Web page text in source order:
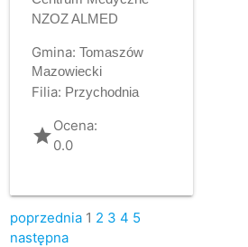
NZOZ ALMED
Gmina: Tomaszów
Mazowiecki
Filia: Przychodnia
gradeOcena:
0.0
poprzednia 1 2 3 4 5
następna